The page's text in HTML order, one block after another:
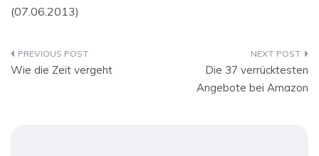
(07.06.2013)
Beitragsnavigation
Wie die Zeit vergeht
Die 37 verrücktesten
Angebote bei Amazon